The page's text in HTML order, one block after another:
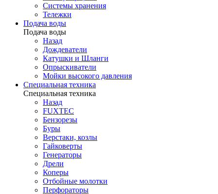
Системы хранения
Тележки
Подача воды
Подача воды
Назад
Дождеватели
Катушки и Шланги
Опрыскиватели
Мойки высокого давления
Специальная техника
Специальная техника
Назад
FUXTEC
Бензорезы
Буры
Верстаки, козлы
Гайковерты
Генераторы
Дрели
Коперы
Отбойные молотки
Перфораторы